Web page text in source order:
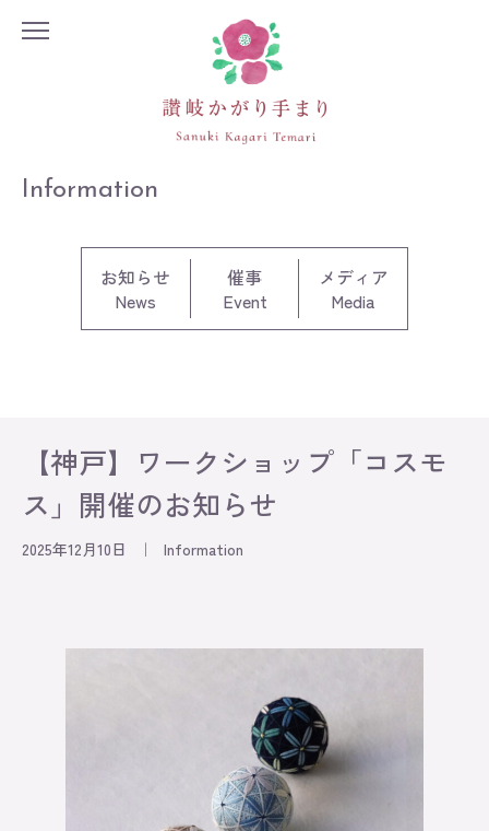
Information
お知らせ
News
催事
Event
メディア
Media
【神戸】ワークショップ「コスモ
ス」開催のお知らせ
2025年12月10日 ｜ Information